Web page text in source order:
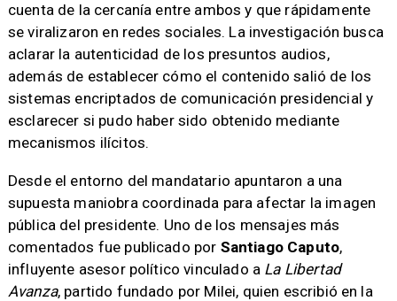
cuenta de la cercanía entre ambos y que rápidamente
se viralizaron en redes sociales. La investigación busca
aclarar la autenticidad de los presuntos audios,
además de establecer cómo el contenido salió de los
sistemas encriptados de comunicación presidencial y
esclarecer si pudo haber sido obtenido mediante
mecanismos ilícitos.
Desde el entorno del mandatario apuntaron a una
supuesta maniobra coordinada para afectar la imagen
pública del presidente. Uno de los mensajes más
comentados fue publicado por Santiago Caputo,
influyente asesor político vinculado a La Libertad
Avanza, partido fundado por Milei, quien escribió en la